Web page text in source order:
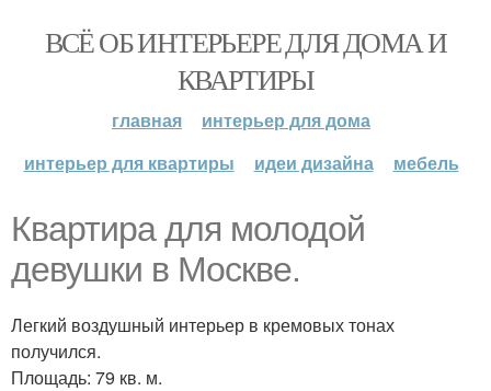
ВСЁ ОБ ИНТЕРЬЕРЕ ДЛЯ ДОМА И
КВАРТИРЫ
главная
интерьер для дома
интерьер для квартиры
идеи дизайна мебель
Квартира для молодой
девушки в Москве.
Легкий воздушный интерьер в кремовых тонах
получился.
Площадь: 79 кв. м.